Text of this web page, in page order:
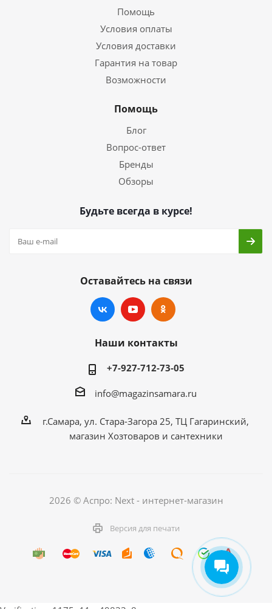
Помощь
Условия оплаты
Условия доставки
Гарантия на товар
Возможности
Помощь
Блог
Вопрос-ответ
Бренды
Обзоры
Будьте всегда в курсе!
Оставайтесь на связи
Наши контакты
+7-927-712-73-05
info@magazinsamara.ru
г.Самара, ул. Стара-Загора 25, ТЦ Гагаринский,
магазин Хозтоваров и сантехники
2026 © Аспро: Next - интернет-магазин
Версия для печати